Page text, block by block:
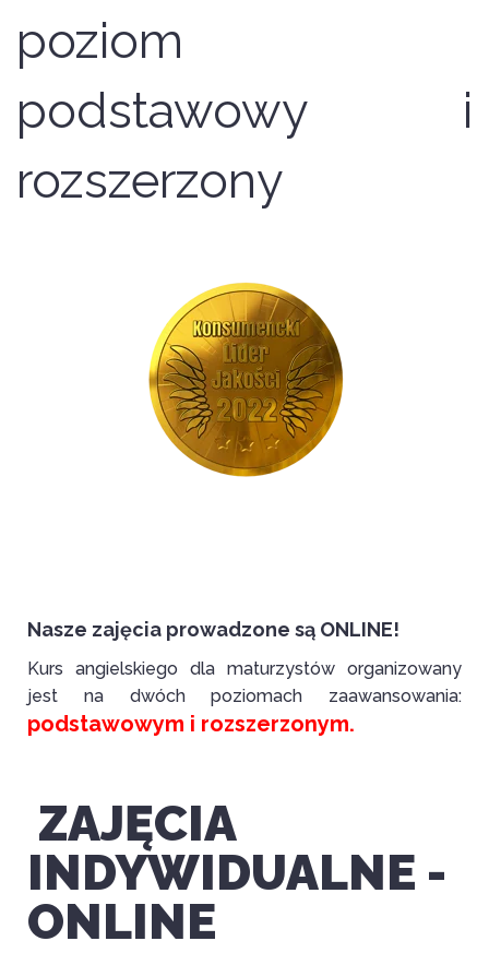
poziom
podstawowy i
rozszerzony
Nasze zajęcia prowadzone są ONLINE!
Kurs angielskiego dla maturzystów organizowany
jest na dwóch poziomach zaawansowania:
podstawowym i rozszerzonym.
ZAJĘCIA
INDYWIDUALNE -
ONLINE